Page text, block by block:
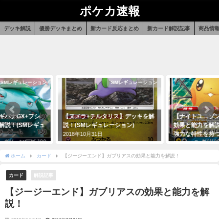
ポケカ速報
デッキ解説 優勝デッキまとめ 新カード反応まとめ 新カード解説記事 商品情
レギュレーション
ナGX+フシ
！(SMレギュ
SMレギュレーション
【ヌメラ+チルタリス】デッキを解
説！(SMレギュレーション)
2018年10月31日
【ナイトユニゾン
効果と能力を解説
強力な特性を持つ
2019年1月4日
ホーム カード 【ジージーエンド】ガブリアスの効果と能力を解説！
カード 解説記事
【ジージーエンド】ガブリアスの効果と能力を解
説！